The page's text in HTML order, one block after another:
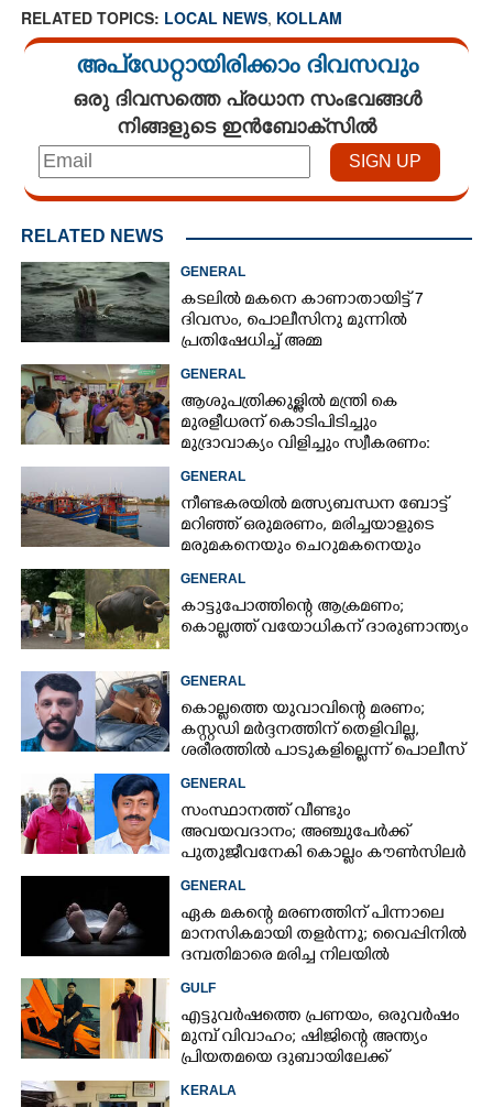
RELATED TOPICS: LOCAL NEWS, KOLLAM
അപ്ഡേറ്റായിരിക്കാം ദിവസവും
ഒരു ദിവസത്തെ പ്രധാന സംഭവങ്ങൾ
നിങ്ങളുടെ ഇൻബോക്സിൽ
RELATED NEWS
GENERAL
കടലിൽ മകനെ കാണാതായിട്ട് 7
ദിവസം, പൊലീസിനു മുന്നിൽ
പ്രതിഷേധിച്ച് അമ്മ
GENERAL
ആശുപത്രിക്കുള്ളിൽ മന്ത്രി കെ
മുരളീധരന് കൊടിപിടിച്ചും
മുദ്രാവാക്യം വിളിച്ചും സ്വീകരണം:
GENERAL
നീണ്ടകരയിൽ മത്സ്യബന്ധന ബോട്ട്
മറിഞ്ഞ്​ ഒരുമരണം,​ മരിച്ചയാളുടെ
മരുമകനെയും ചെറുമകനെയും
GENERAL
കാട്ടുപോത്തിന്റെ ആക്രമണം;
കൊല്ലത്ത് വയോധികന് ദാരുണാന്ത്യം
GENERAL
കൊല്ലത്തെ യുവാവിന്റെ മരണം;
കസ്റ്റഡി മർദ്ദനത്തിന് തെളിവില്ല,
ശരീരത്തിൽ പാടുകളില്ലെന്ന് പൊലീസ്
GENERAL
സംസ്ഥാനത്ത് വീണ്ടും
അവയവദാനം; അഞ്ചുപേർക്ക്
പുതുജീവനേകി കൊല്ലം കൗൺസിലർ
GENERAL
ഏക മകന്റെ മരണത്തിന് പിന്നാലെ
മാനസികമായി തളർന്നു; വൈപ്പിനിൽ
ദമ്പതിമാരെ മരിച്ച നിലയിൽ
GULF
എട്ടുവർഷത്തെ പ്രണയം,​ ഒരുവർഷം
മുമ്പ് വിവാഹം; ഷിജിന്റെ അന്ത്യം
പ്രിയതമയെ ദുബായിലേക്ക്
KERALA